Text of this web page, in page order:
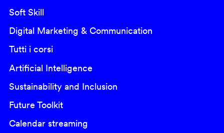
Soft Skill
Digital Marketing & Communication
Tutti i corsi
Artificial Intelligence
Sustainability and Inclusion
Future Toolkit
Calendar streaming